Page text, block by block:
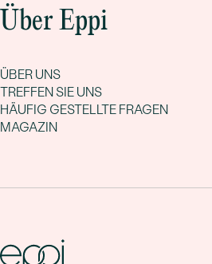
Über Eppi
ÜBER UNS
TREFFEN SIE UNS
HÄUFIG GESTELLTE FRAGEN
MAGAZIN